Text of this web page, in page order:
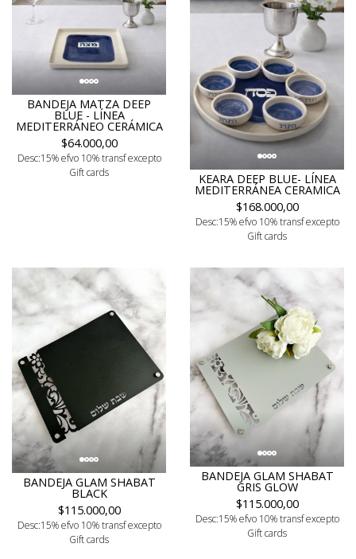
BANDEJA MATZA DEEP
BLUE - LÍNEA
MEDITERRÁNEO CERÁMICA
$64.000,00
Desc:15% efvo 10% transf excepto
Gift cards
KEARA DEEP BLUE- LÍNEA
MEDITERRÁNEA CERAMICA
$168.000,00
Desc:15% efvo 10% transf excepto
Gift cards
BANDEJA GLAM SHABAT
BLACK
$115.000,00
Desc:15% efvo 10% transf excepto
Gift cards
BANDEJA GLAM SHABAT
GRIS GLOW
$115.000,00
Desc:15% efvo 10% transf excepto
Gift cards